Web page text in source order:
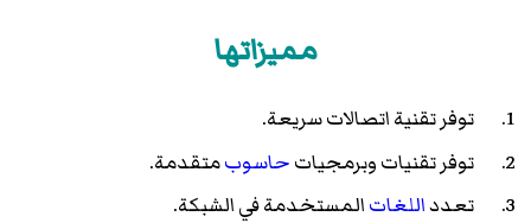
مميزاتها
توفر تقنية اتصالات سريعة.
توفر تقنيات وبرمجياتحاسوبمتقدمة.
تعدداللغاتالمستخدمة في الشبكة.